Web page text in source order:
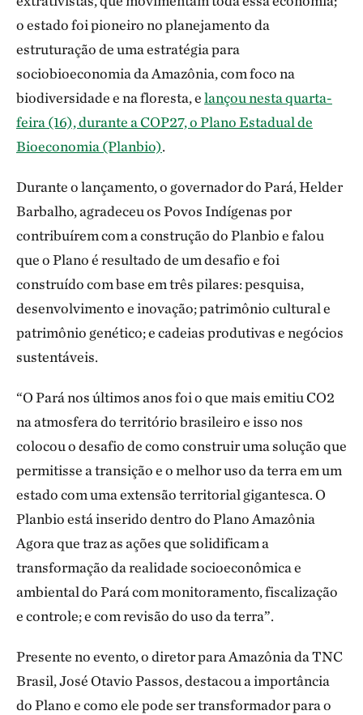
o estado foi pioneiro no planejamento da
estruturação de uma estratégia para
sociobioeconomia da Amazônia, com foco na
biodiversidade e na floresta, elançou nesta quarta-
feira (16), durante a COP27, o Plano Estadual de
Bioeconomia (Planbio).
Durante o lançamento, o governador do Pará, Helder
Barbalho, agradeceu os Povos Indígenas por
contribuírem com a construção do Planbio e falou
que o Plano é resultado de um desafio e foi
construído com base em três pilares: pesquisa,
desenvolvimento e inovação; patrimônio cultural e
patrimônio genético; e cadeias produtivas e negócios
sustentáveis.
“O Pará nos últimos anos foi o que mais emitiu CO2
na atmosfera do território brasileiro e isso nos
colocou o desafio de como construir uma solução que
permitisse a transição e o melhor uso da terra em um
estado com uma extensão territorial gigantesca. O
Planbio está inserido dentro do Plano Amazônia
Agora que traz as ações que solidificam a
transformação da realidade socioeconômica e
ambiental do Pará com monitoramento, fiscalização
e controle; e com revisão do uso da terra”.
Presente no evento, o diretor para Amazônia da TNC
Brasil, José Otavio Passos, destacou a importância
do Plano e como ele pode ser transformador para o